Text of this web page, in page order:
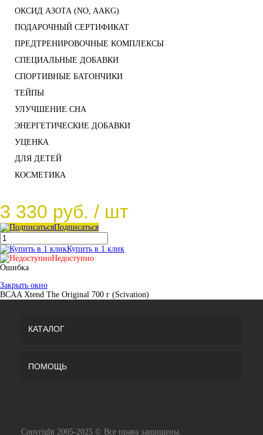
ОКСИД АЗОТА (NO, AAKG)
ПОДАРОЧНЫЙ СЕРТИФИКАТ
ПРЕДТРЕНИРОВОЧНЫЕ КОМПЛЕКСЫ
СПЕЦИАЛЬНЫЕ ДОБАВКИ
СПОРТИВНЫЕ БАТОНЧИКИ
ТЕЙПЫ
УЛУЧШЕНИЕ СНА
ЭНЕРГЕТИЧЕСКИЕ ДОБАВКИ
УЦЕНКА
ДЛЯ ДЕТЕЙ
КОСМЕТИКА
3 330 руб. / шт
Подписаться
Купить в 1 клик
Недоступно
Ошибка
Закрыть окно
BCAA Xtend The Original 700 г (Scivation)
КАТАЛОГ
ПОМОЩЬ
Copyright 2005-2025 © Все права защищены.